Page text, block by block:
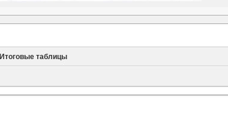
Итоговые таблицы